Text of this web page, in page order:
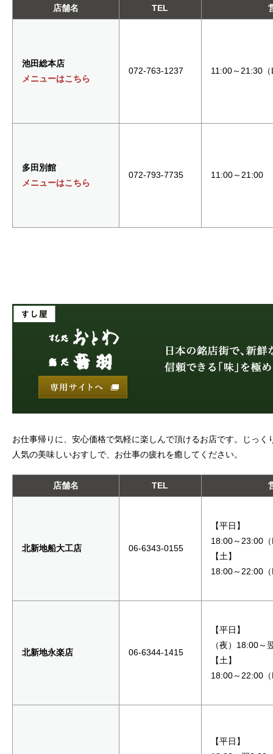
店舗名 TEL
池田総本店
メニューはこちら
072-763-1237 11:00～21:30
多田別館
メニューはこちら
072-793-7735 11:00～21:00
お仕事帰りに、安心価格で気軽に楽しんで頂けるお店です。じっ
人気の美味しいおすしで、お仕事の疲れを癒してください。
店舗名 TEL
北新地船大工店 06-6343-0155
【平日】
18:00～23:00
【土】
18:00～22:00
北新地永楽店 06-6344-1415
【平日】
（夜）18:00～
【土】
18:00～22:00
【平日】